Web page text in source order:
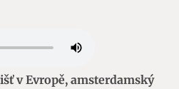
v Evropě, amsterdamský